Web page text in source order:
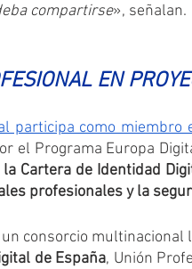
compartirse», señalan.
EN
participa como miembro
el Programa Europa
Cartera de Identidad
profesionales y la
consorcio multinacional
de España, Unión